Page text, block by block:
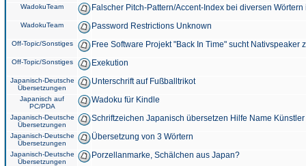
WadokuTeam Falscher Pitch-Pattern/Accent-Index bei diversen
WadokuTeam Password Restrictions Unknown
Off-Topic/Sonstiges Free Software Projekt "Back In Time" sucht Nativspeaker
Off-Topic/Sonstiges Exekution
Japanisch-Deutsche
Übersetzungen
Unterschrift auf Fußballtrikot
Japanisch auf
PC/PDA
Wadoku für Kindle
Japanisch-Deutsche
Übersetzungen
Schriftzeichen Japanisch übersetzen Hilfe Name
Japanisch-Deutsche
Übersetzungen
Übersetzung von 3 Wörtern
Japanisch-Deutsche
Übersetzungen
Porzellanmarke, Schälchen aus Japan?